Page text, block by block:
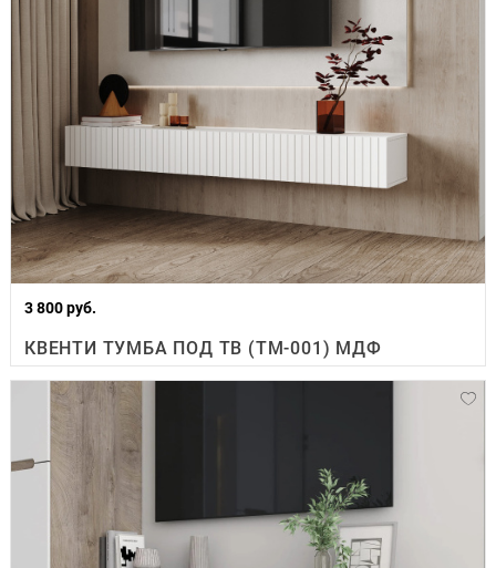
3 800 руб.
КВЕНТИ ТУМБА ПОД ТВ (ТМ-001) МДФ